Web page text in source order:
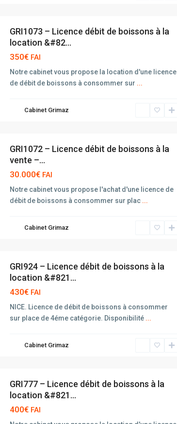
GRI1073 – Licence débit de boissons à la
location &#82...
350€ FAI
Notre cabinet vous propose la location d'une licence
de débit de boissons à consommer sur ...
Cabinet Grimaz
GRI1072 – Licence débit de boissons à la
vente –...
30.000€ FAI
Notre cabinet vous propose l'achat d'une licence de
débit de boissons à consommer sur plac ...
Cabinet Grimaz
GRI924 – Licence débit de boissons à la
location &#821...
430€ FAI
NICE. Licence de débit de boissons à consommer
sur place de 4éme catégorie. Disponibilité ...
Cabinet Grimaz
GRI777 – Licence débit de boissons à la
location &#821...
400€ FAI